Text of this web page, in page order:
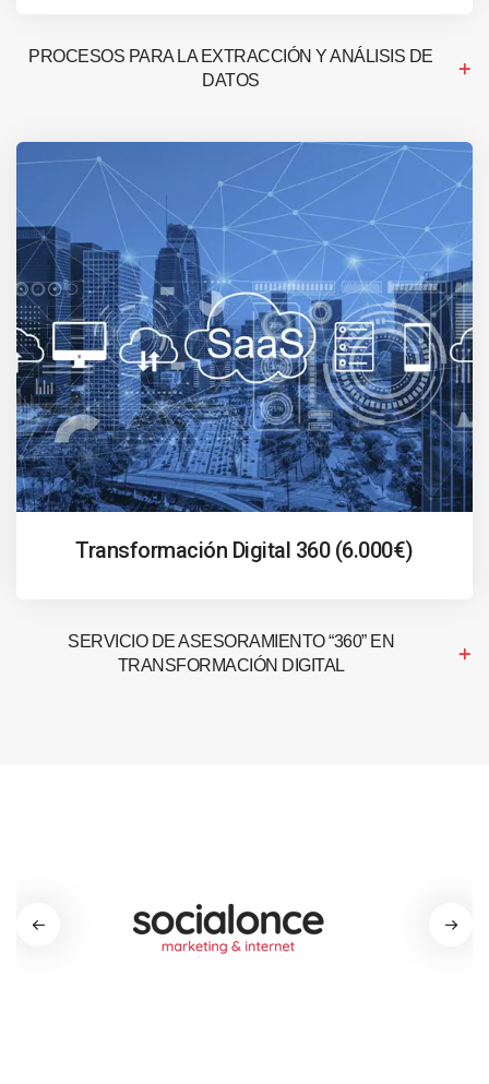
PROCESOS PARA LA EXTRACCIÓN Y ANÁLISIS DE
DATOS
Transformación Digital 360 (6.000€)
SERVICIO DE ASESORAMIENTO “360” EN
TRANSFORMACIÓN DIGITAL